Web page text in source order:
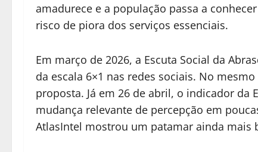
amadurece e a população passa a
risco de piora dos serviços essenciais.
Em março de 2026, a Escuta Social da
da escala 6×1 nas redes sociais. No
proposta. Já em 26 de abril, o indicador da
mudança relevante de percepção em
AtlasIntel mostrou um patamar ainda mais